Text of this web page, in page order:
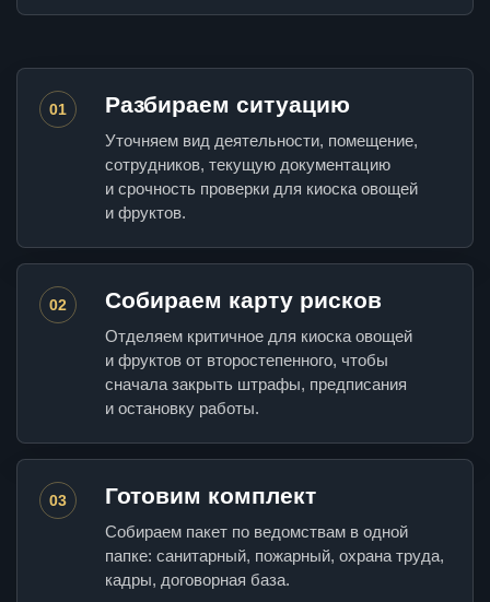
01 Разбираем ситуацию
Уточняем вид деятельности, помещение,
сотрудников, текущую документацию
и срочность проверки для киоска овощей
и фруктов.
02 Собираем карту рисков
Отделяем критичное для киоска овощей
и фруктов от второстепенного, чтобы
сначала закрыть штрафы, предписания
и остановку работы.
03 Готовим комплект
Собираем пакет по ведомствам в одной
папке: санитарный, пожарный, охрана труда,
кадры, договорная база.